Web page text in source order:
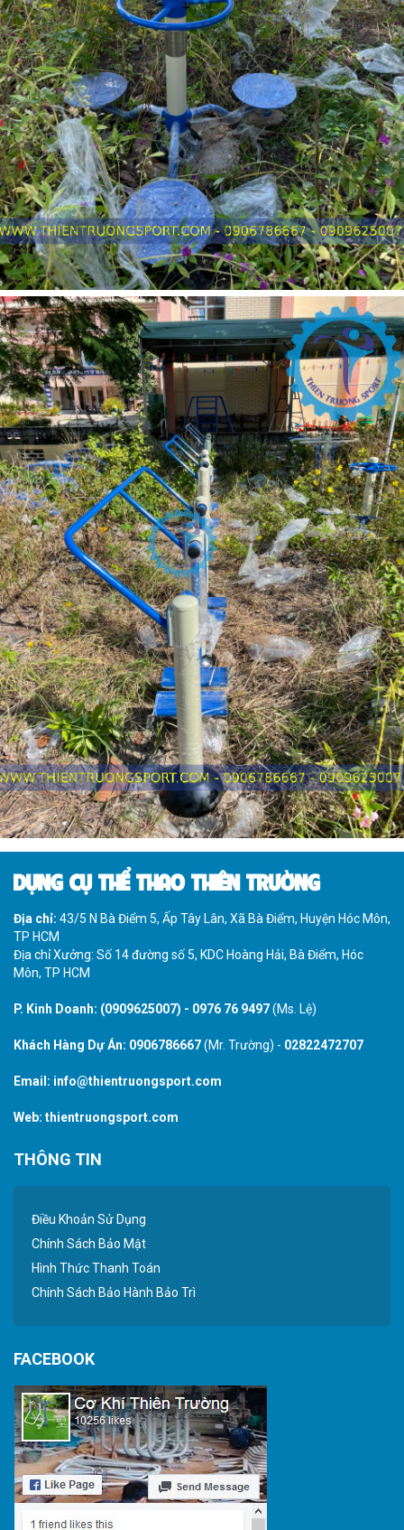
DỤNG CỤ THỂ THAO THIÊN TRƯỜNG
Địa chỉ: 43/5 N Bà Điểm 5, Ấp Tây Lân, Xã Bà Điểm, Huyện Hóc Môn,
TP HCM
Địa chỉ Xưởng: Số 14 đường số 5, KDC Hoàng Hải, Bà Điểm, Hóc
Môn, TP HCM
P. Kinh Doanh: (0909625007) - 0976 76 9497(Ms. Lệ)
Khách Hàng Dự Án: 0906786667(Mr. Trường) - 02822472707
Email: info@thientruongsport.com
Web: thientruongsport.com
THÔNG TIN
Điều Khoản Sử Dụng
Chính Sách Bảo Mật
Hình Thức Thanh Toán
Chính Sách Bảo Hành Bảo Trì
FACEBOOK